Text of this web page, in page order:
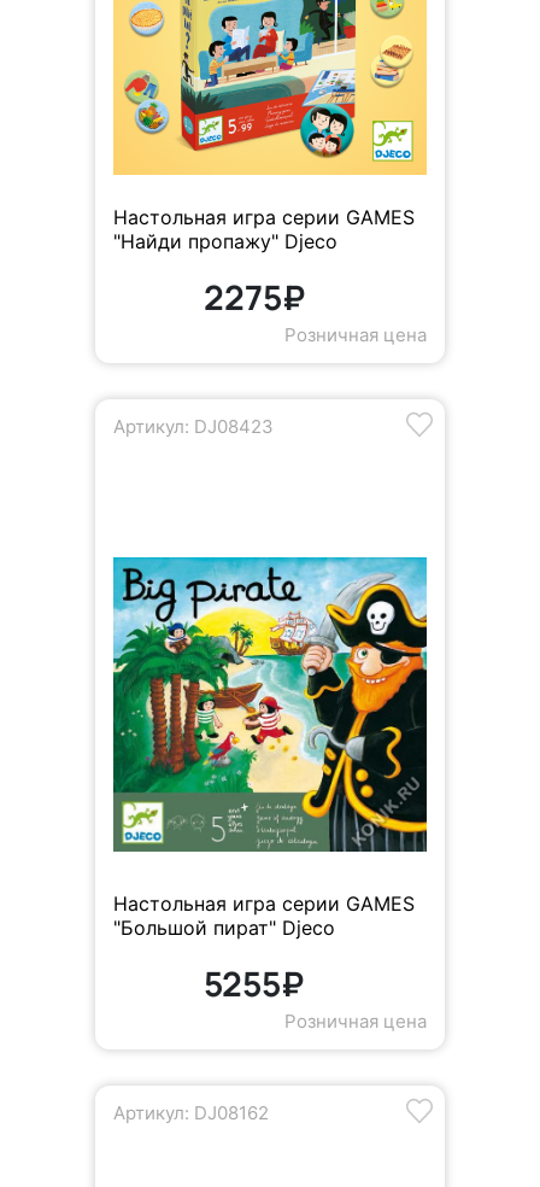
Настольная игра серии GAMES
"Найди пропажу" Djeco
2275₽
Розничная цена
Артикул: DJ08423
Настольная игра серии GAMES
"Большой пират" Djeco
5255₽
Розничная цена
Артикул: DJ08162